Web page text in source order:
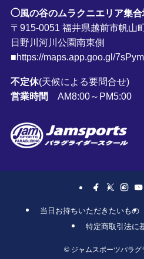
◯風の谷のムラクニエリア集合
〒915-0051 福井県越前市帆山
日野川河川公園南東側
■https://maps.app.goo.gl/
不定休(天候による要問合せ)
営業時間
AM8:00～PM5:00
当日お持ちいただきたいもの
特定商取引法に
©ジャムスポーツパラグ